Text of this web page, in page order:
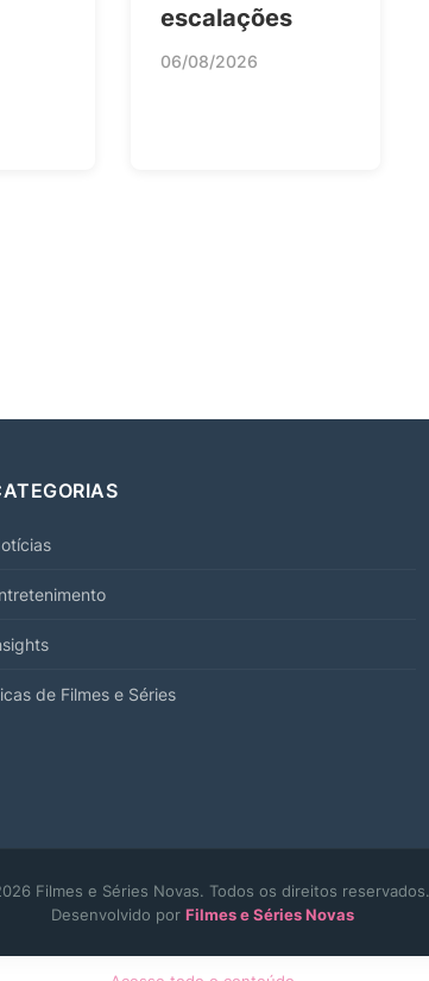
escalações
06/08/2026
de Filmes e Séries
Filmes e Séries Novas. Todos os direitos reservados.
Desenvolvido por Filmes e Séries Novas